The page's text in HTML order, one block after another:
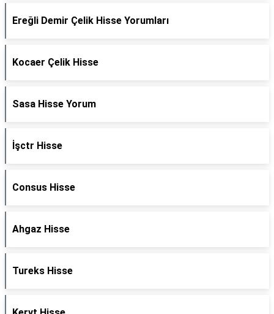
Ereğli Demir Çelik Hisse Yorumları
Kocaer Çelik Hisse
Sasa Hisse Yorum
İşctr Hisse
Consus Hisse
Ahgaz Hisse
Tureks Hisse